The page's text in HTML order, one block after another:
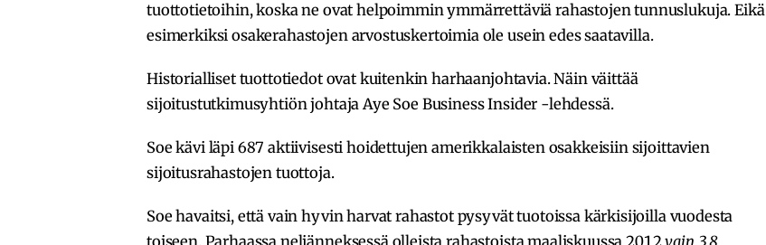
tuottotietoihin, koska ne ovat helpoimmin ymmärrettäviä rahastojen tunnuslukuja. Eikä
esimerkiksi osakerahastojen arvostuskertoimia ole usein edes saatavilla.
Historialliset tuottotiedot ovat kuitenkin harhaanjohtavia. Näin väittää
sijoitustutkimusyhtiön johtaja Aye Soe Business Insider -lehdessä.
Soe kävi läpi 687 aktiivisesti hoidettujen amerikkalaisten osakkeisiin sijoittavien
sijoitusrahastojen tuottoja.
Soe havaitsi, että vain hyvin harvat rahastot pysyvät tuotoissa kärkisijoilla vuodesta